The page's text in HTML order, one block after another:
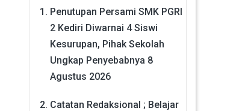
Penutupan Persami SMK PGRI
2 Kediri Diwarnai 4 Siswi
Kesurupan, Pihak Sekolah
Ungkap Penyebabnya 8
Agustus 2026
Catatan Redaksional ; Belajar